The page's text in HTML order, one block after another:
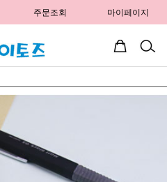
주문조회 마이페이지